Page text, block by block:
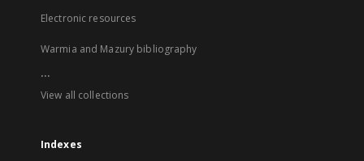
Electronic resources
Warmia and Mazury bibliography
...
View all collections
Indexes